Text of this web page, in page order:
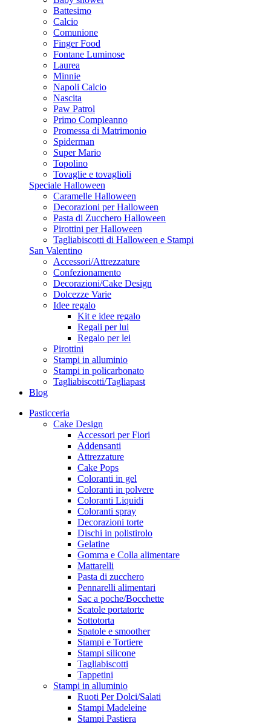
Battesimo
Calcio
Comunione
Finger Food
Fontane Luminose
Laurea
Minnie
Napoli Calcio
Nascita
Paw Patrol
Primo Compleanno
Promessa di Matrimonio
Spiderman
Super Mario
Topolino
Tovaglie e tovaglioli
Speciale Halloween
Caramelle Halloween
Decorazioni per Halloween
Pasta di Zucchero Halloween
Pirottini per Halloween
Tagliabiscotti di Halloween e Stampi
San Valentino
Accessori/Attrezzature
Confezionamento
Decorazioni/Cake Design
Dolcezze Varie
Idee regalo
Kit e idee regalo
Regali per lui
Regalo per lei
Pirottini
Stampi in alluminio
Stampi in policarbonato
Tagliabiscotti/Tagliapast
Blog
Pasticceria
Cake Design
Accessori per Fiori
Addensanti
Attrezzature
Cake Pops
Coloranti in gel
Coloranti in polvere
Coloranti Liquidi
Coloranti spray
Decorazioni torte
Dischi in polistirolo
Gelatine
Gomma e Colla alimentare
Mattarelli
Pasta di zucchero
Pennarelli alimentari
Sac a poche/Bocchette
Scatole portatorte
Sottotorta
Spatole e smoother
Stampi e Tortiere
Stampi silicone
Tagliabiscotti
Tappetini
Stampi in alluminio
Ruoti Per Dolci/Salati
Stampi Madeleine
Stampi Pastiera